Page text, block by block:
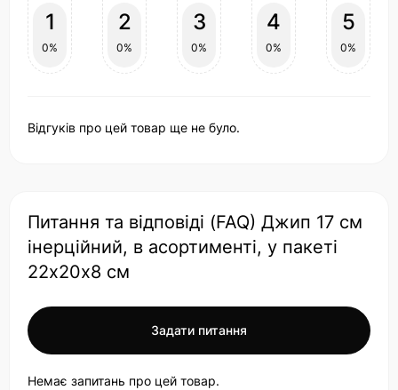
1
0%
2
0%
3
0%
4
0%
5
0%
Відгуків про цей товар ще не було.
Питання та відповіді (FAQ) Джип 17 см
інерційний, в асортименті, у пакеті
22х20х8 см
Задати питання
Немає запитань про цей товар.